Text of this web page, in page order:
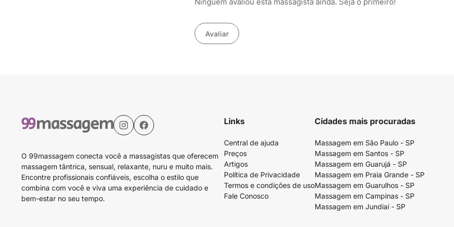
Avaliar
O 99massagem conecta você a massagistas que oferecem
massagem tântrica, sensual, relaxante, nuru e muito mais.
Encontre profissionais confiáveis, escolha o estilo que
combina com você e viva uma experiência de cuidado e
bem-estar no seu tempo.
Links
Central de ajuda
Preços
Artigos
Política de Privacidade
Termos e condições de uso
Fale Conosco
Cidades mais procuradas
Massagem em São Paulo - SP
Massagem em Santos - SP
Massagem em Guarujá - SP
Massagem em Praia Grande - SP
Massagem em Guarulhos - SP
Massagem em Campinas - SP
Massagem em Jundiaí - SP